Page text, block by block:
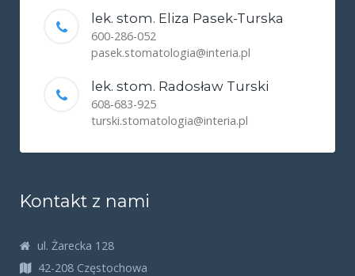
lek. stom. Eliza Pasek-Turska
600-286-052
pasek.stomatologia@interia.pl
lek. stom. Radosław Turski
608-683-925
turski.stomatologia@interia.pl
Kontakt z nami
ul. Żarecka 128
42-208 Częstochowa